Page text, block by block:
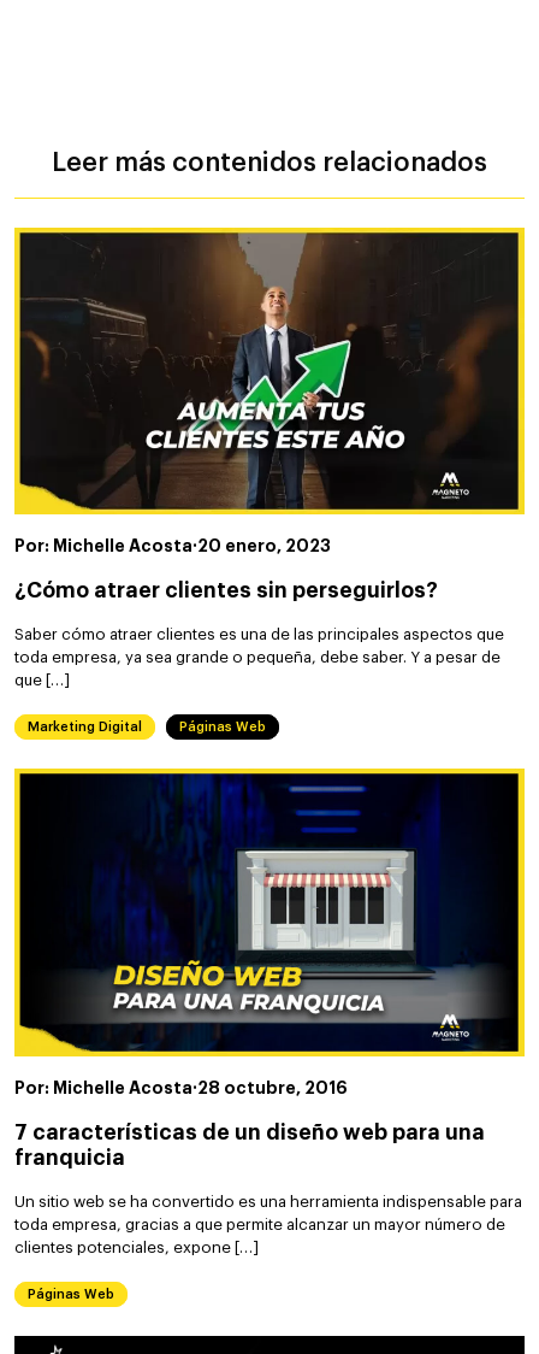
Leer más contenidos relacionados
Por: Michelle Acosta·20 enero, 2023
¿Cómo atraer clientes sin perseguirlos?
Saber cómo atraer clientes es una de las principales aspectos que
toda empresa, ya sea grande o pequeña, debe saber. Y a pesar de
que […]
Marketing Digital Páginas Web
Por: Michelle Acosta·28 octubre, 2016
7 características de un diseño web para una
franquicia
Un sitio web se ha convertido es una herramienta indispensable para
toda empresa, gracias a que permite alcanzar un mayor número de
clientes potenciales, expone […]
Páginas Web